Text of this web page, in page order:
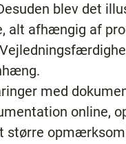
blev det
alt afhængig af
med
online,
større